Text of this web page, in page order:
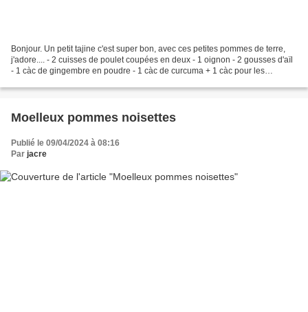
Bonjour. Un petit tajine c'est super bon, avec ces petites pommes de terre,
j'adore.... - 2 cuisses de poulet coupées en deux - 1 oignon - 2 gousses d'aïl
- 1 càc de gingembre en poudre - 1 càc de curcuma + 1 càc pour les
Moelleux pommes noisettes
Publié le 09/04/2024 à 08:16
Par jacre